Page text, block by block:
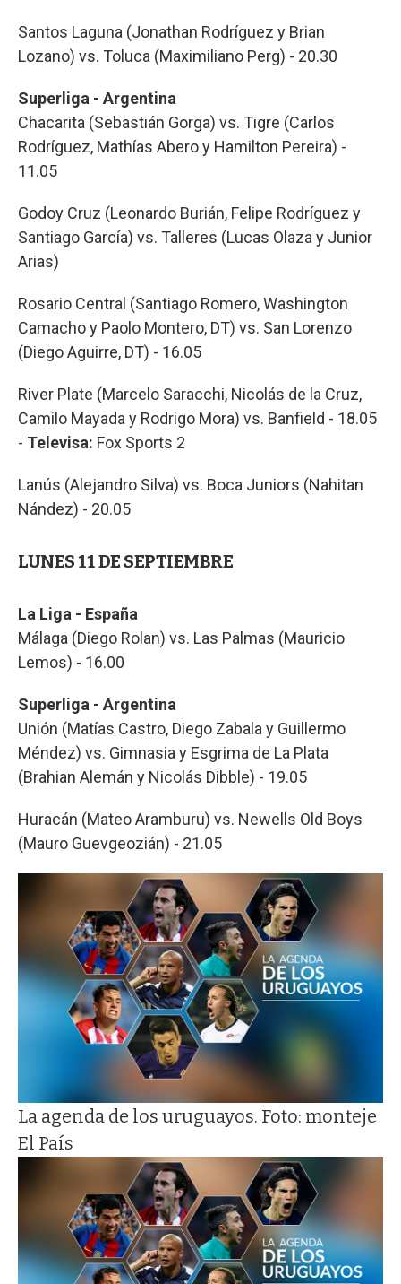
Santos Laguna (Jonathan Rodríguez y Brian
Lozano) vs. Toluca (Maximiliano Perg) - 20.30
Superliga - Argentina
Chacarita (Sebastián Gorga) vs. Tigre (Carlos
Rodríguez, Mathías Abero y Hamilton Pereira) -
11.05
Godoy Cruz (Leonardo Burián, Felipe Rodríguez y
Santiago García) vs. Talleres (Lucas Olaza y Junior
Arias)
Rosario Central (Santiago Romero, Washington
Camacho y Paolo Montero, DT) vs. San Lorenzo
(Diego Aguirre, DT) - 16.05
River Plate (Marcelo Saracchi, Nicolás de la Cruz,
Camilo Mayada y Rodrigo Mora) vs. Banfield - 18.05
- Televisa: Fox Sports 2
Lanús (Alejandro Silva) vs. Boca Juniors (Nahitan
Nández) - 20.05
LUNES 11 DE SEPTIEMBRE
La Liga - España
Málaga (Diego Rolan) vs. Las Palmas (Mauricio
Lemos) - 16.00
Superliga - Argentina
Unión (Matías Castro, Diego Zabala y Guillermo
Méndez) vs. Gimnasia y Esgrima de La Plata
(Brahian Alemán y Nicolás Dibble) - 19.05
Huracán (Mateo Aramburu) vs. Newells Old Boys
(Mauro Guevgeozián) - 21.05
La agenda de los uruguayos. Foto: monteje
El País